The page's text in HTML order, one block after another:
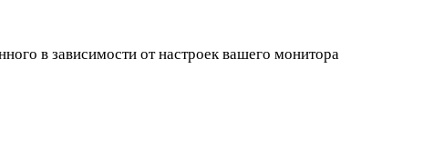
в зависимости от настроек вашего монитора